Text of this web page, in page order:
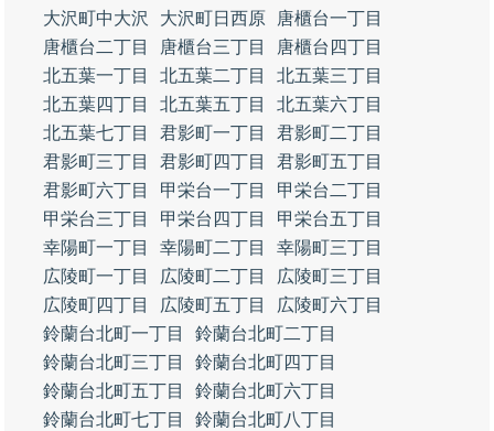
大沢町中大沢
大沢町日西原
唐櫃台一丁目
唐櫃台二丁目
唐櫃台三丁目
唐櫃台四丁目
北五葉一丁目
北五葉二丁目
北五葉三丁目
北五葉四丁目
北五葉五丁目
北五葉六丁目
北五葉七丁目
君影町一丁目
君影町二丁目
君影町三丁目
君影町四丁目
君影町五丁目
君影町六丁目
甲栄台一丁目
甲栄台二丁目
甲栄台三丁目
甲栄台四丁目
甲栄台五丁目
幸陽町一丁目
幸陽町二丁目
幸陽町三丁目
広陵町一丁目
広陵町二丁目
広陵町三丁目
広陵町四丁目
広陵町五丁目
広陵町六丁目
鈴蘭台北町一丁目
鈴蘭台北町二丁目
鈴蘭台北町三丁目
鈴蘭台北町四丁目
鈴蘭台北町五丁目
鈴蘭台北町六丁目
鈴蘭台北町七丁目
鈴蘭台北町八丁目